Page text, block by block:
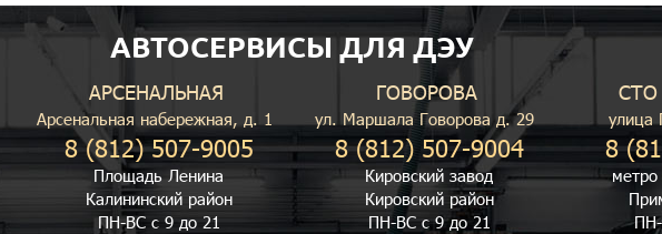
АВТОСЕРВИСЫ ДЛЯ ДЭУ
АРСЕНАЛЬНАЯ
Арсенальная набережная, д. 1
8 (812) 507-9005
Площадь Ленина
Калининский район
ПН-ВС с 9 до 21
ГОВОРОВА
ул. Маршала Говорова д. 29
8 (812) 507-9004
Кировский завод
Кировский район
ПН-ВС с 9 до 21
СТО
улица
8